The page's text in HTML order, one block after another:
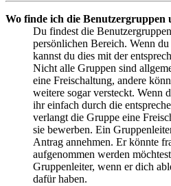
Wo finde ich die Benutzergruppen
Du findest die
persönlichen Bereich. Wenn
kannst du dies mit der
Nicht alle Gruppen sind
eine Freischaltung, andere
weitere sogar versteckt. Wenn
ihr einfach durch die
verlangt die Gruppe eine
sie bewerben. Ein
Antrag annehmen. Er könnte
aufgenommen werden
Gruppenleiter, wenn er dich
dafür haben.